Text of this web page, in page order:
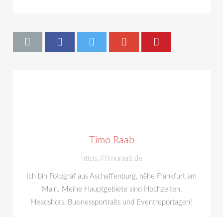
Timo Raab
https://timoraab.de
Ich bin Fotograf aus Aschaffenburg, nähe Frankfurt am
Main. Meine Hauptgebiete sind Hochzeiten,
Headshots, Businessportraits und Eventreportagen!